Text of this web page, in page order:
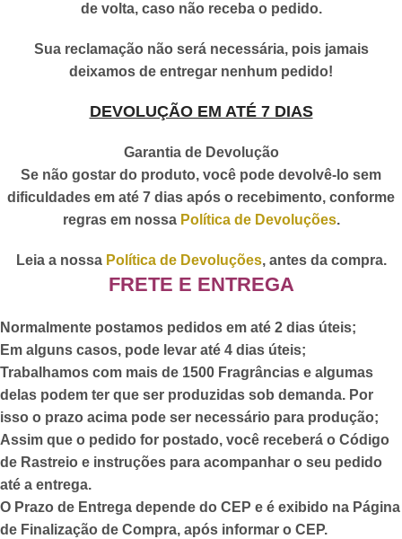
de volta, caso não receba o pedido.
Sua reclamação não será necessária, pois jamais
deixamos de entregar nenhum pedido!
DEVOLUÇÃO EM ATÉ 7 DIAS
Garantia de Devolução
Se não gostar do produto, você pode devolvê-lo sem
dificuldades em até 7 dias após o recebimento, conforme
regras em nossa Política de Devoluções.
Leia a nossa Política de Devoluções, antes da compra.
FRETE E ENTREGA
Normalmente postamos pedidos em até 2 dias úteis;
Em alguns casos, pode levar até 4 dias úteis;
Trabalhamos com mais de 1500 Fragrâncias e algumas
delas podem ter que ser produzidas sob demanda. Por
isso o prazo acima pode ser necessário para produção;
Assim que o pedido for postado, você receberá o Código
de Rastreio e instruções para acompanhar o seu pedido
até a entrega.
O Prazo de Entrega depende do CEP e é exibido na Página
de Finalização de Compra, após informar o CEP.